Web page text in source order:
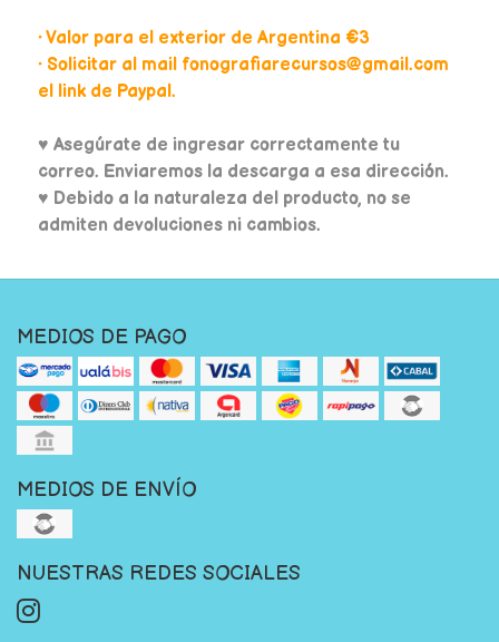
• Valor para el exterior de Argentina €3
• Solicitar al mail fonografiarecursos@gmail.com
el link de Paypal.
♥ Asegúrate de ingresar correctamente tu
correo. Enviaremos la descarga a esa dirección.
♥ Debido a la naturaleza del producto, no se
admiten devoluciones ni cambios.
MEDIOS DE PAGO
MEDIOS DE ENVÍO
NUESTRAS REDES SOCIALES